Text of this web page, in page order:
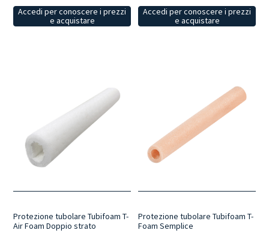
Accedi per conoscere i prezzi
e acquistare
Accedi per conoscere i prezzi
e acquistare
Protezione tubolare Tubifoam T-
Air Foam Doppio strato
Protezione tubolare Tubifoam T-
Foam Semplice